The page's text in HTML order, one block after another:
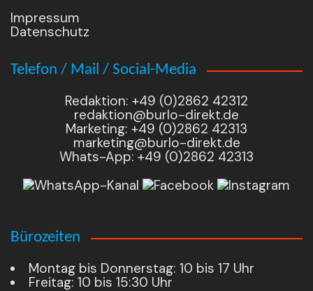
Impressum
Datenschutz
Telefon / Mail / Social-Media
Redaktion: +49 (0)2862 42312
redaktion@burlo-direkt.de
Marketing: +49 (0)2862 42313
marketing@burlo-direkt.de
Whats-App: +49 (0)2862 42313
Bürozeiten
Montag bis Donnerstag: 10 bis 17 Uhr
Freitag: 10 bis 15:30 Uhr